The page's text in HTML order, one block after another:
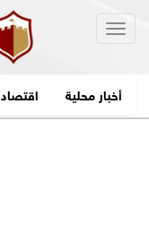
أخبار محلية اقتصاد